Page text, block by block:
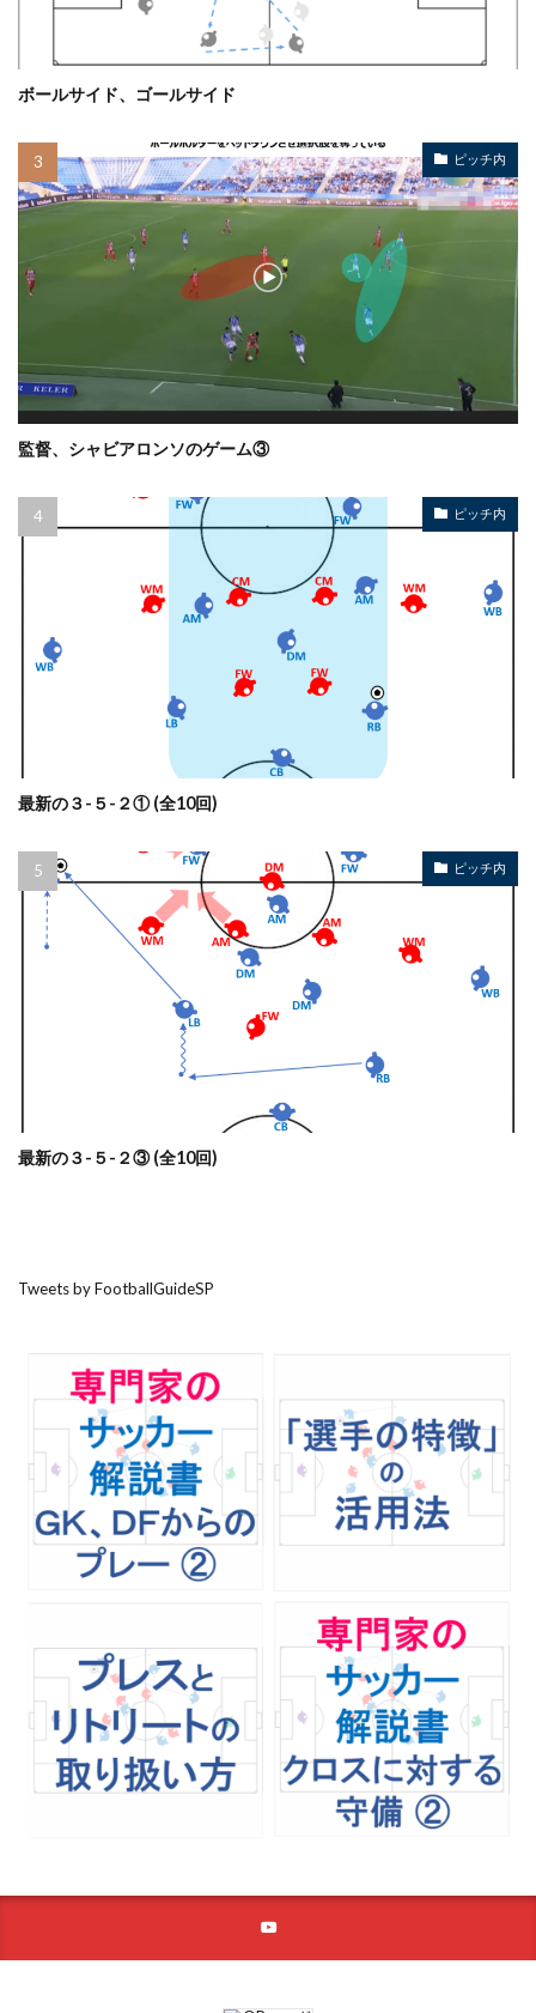
ボールサイド、ゴールサイド
ピッチ内
監督、シャビアロンソのゲーム③
ピッチ内
最新の３-５-２① (全10回)
ピッチ内
最新の３-５-２③ (全10回)
Tweets by FootballGuideSP